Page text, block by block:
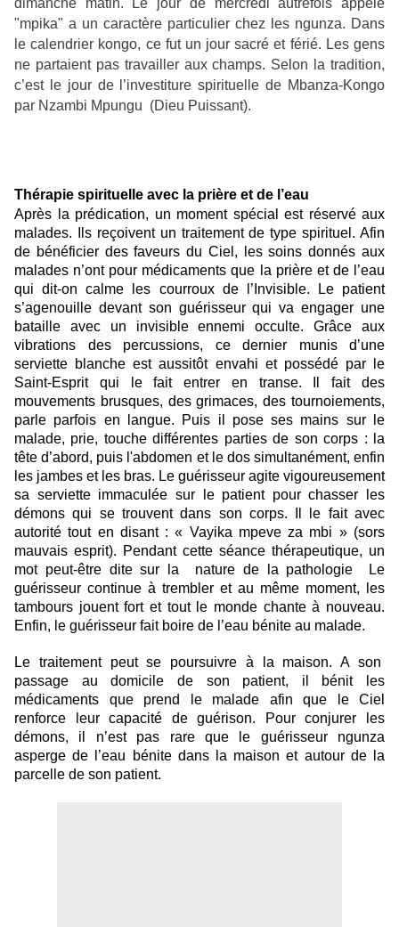
"mpika" a un caractère particulier chez les ngunza. Dans
le calendrier kongo, ce fut un jour sacré et férié. Les gens
ne partaient pas travailler aux champs. Selon la tradition,
c’est le jour de l’investiture spirituelle de Mbanza-Kongo
par Nzambi Mpungu (Dieu Puissant).
Thérapie spirituelle avec la prière et de l’eau
Après la prédication, un moment spécial est réservé aux
malades. Ils reçoivent un traitement de type spirituel. Afin
de bénéficier des faveurs du Ciel, les soins donnés aux
malades n’ont pour médicaments que la prière et de l’eau
qui dit-on calme les courroux de l’Invisible. Le patient
s’agenouille devant son guérisseur qui va engager une
bataille avec un invisible ennemi occulte. Grâce aux
vibrations des percussions, ce dernier munis d’une
serviette blanche est aussitôt envahi et possédé par le
Saint-Esprit qui le fait entrer en transe. Il fait des
mouvements brusques, des grimaces, des tournoiements,
parle parfois en langue. Puis il pose ses mains sur le
malade, prie, touche différentes parties de son corps : la
tête d’abord, puis l'abdomen et le dos simultanément, enfin
les jambes et les bras. Le guérisseur agite vigoureusement
sa serviette immaculée sur le patient pour chasser les
démons qui se trouvent dans son corps. Il le fait avec
autorité tout en disant : « Vayika mpeve za mbi » (sors
mauvais esprit). Pendant cette séance thérapeutique, un
mot peut-être dite sur la nature de la pathologie Le
guérisseur continue à trembler et au même moment, les
tambours jouent fort et tout le monde chante à nouveau.
Enfin, le guérisseur fait boire de l’eau bénite au malade.
Le traitement peut se poursuivre à la maison. A son
passage au domicile de son patient, il bénit les
médicaments que prend le malade afin que le Ciel
renforce leur capacité de guérison. Pour conjurer les
démons, il n’est pas rare que le guérisseur ngunza
asperge de l’eau bénite dans la maison et autour de la
parcelle de son patient.